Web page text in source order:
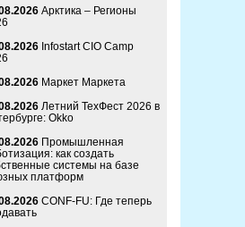
Арктика – Регионы
Infostart CIO Camp
Маркет Маркета
Летний ТехФест 2026 в
Okko
Промышленная
как создать
системы на базе
платформ
CONF-FU: Где теперь